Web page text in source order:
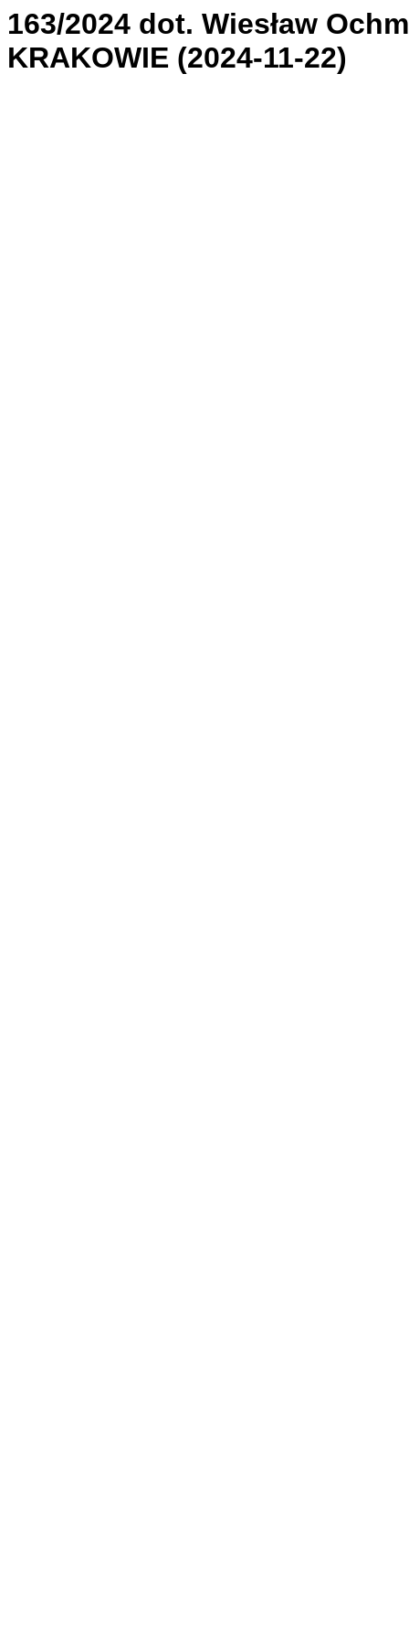
163/2024 dot. Wiesław
KRAKOWIE (2024-11-22)